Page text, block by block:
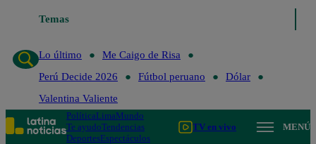
Temas
Lo último
Me Caigo de Risa
Perú Decide 2026
Fútbol peruano
Dólar
Valentina Valiente
PolíticaLimaMundo
Te ayudoTendencias
DeportesEspectáculos
TV en vivo MENÚ